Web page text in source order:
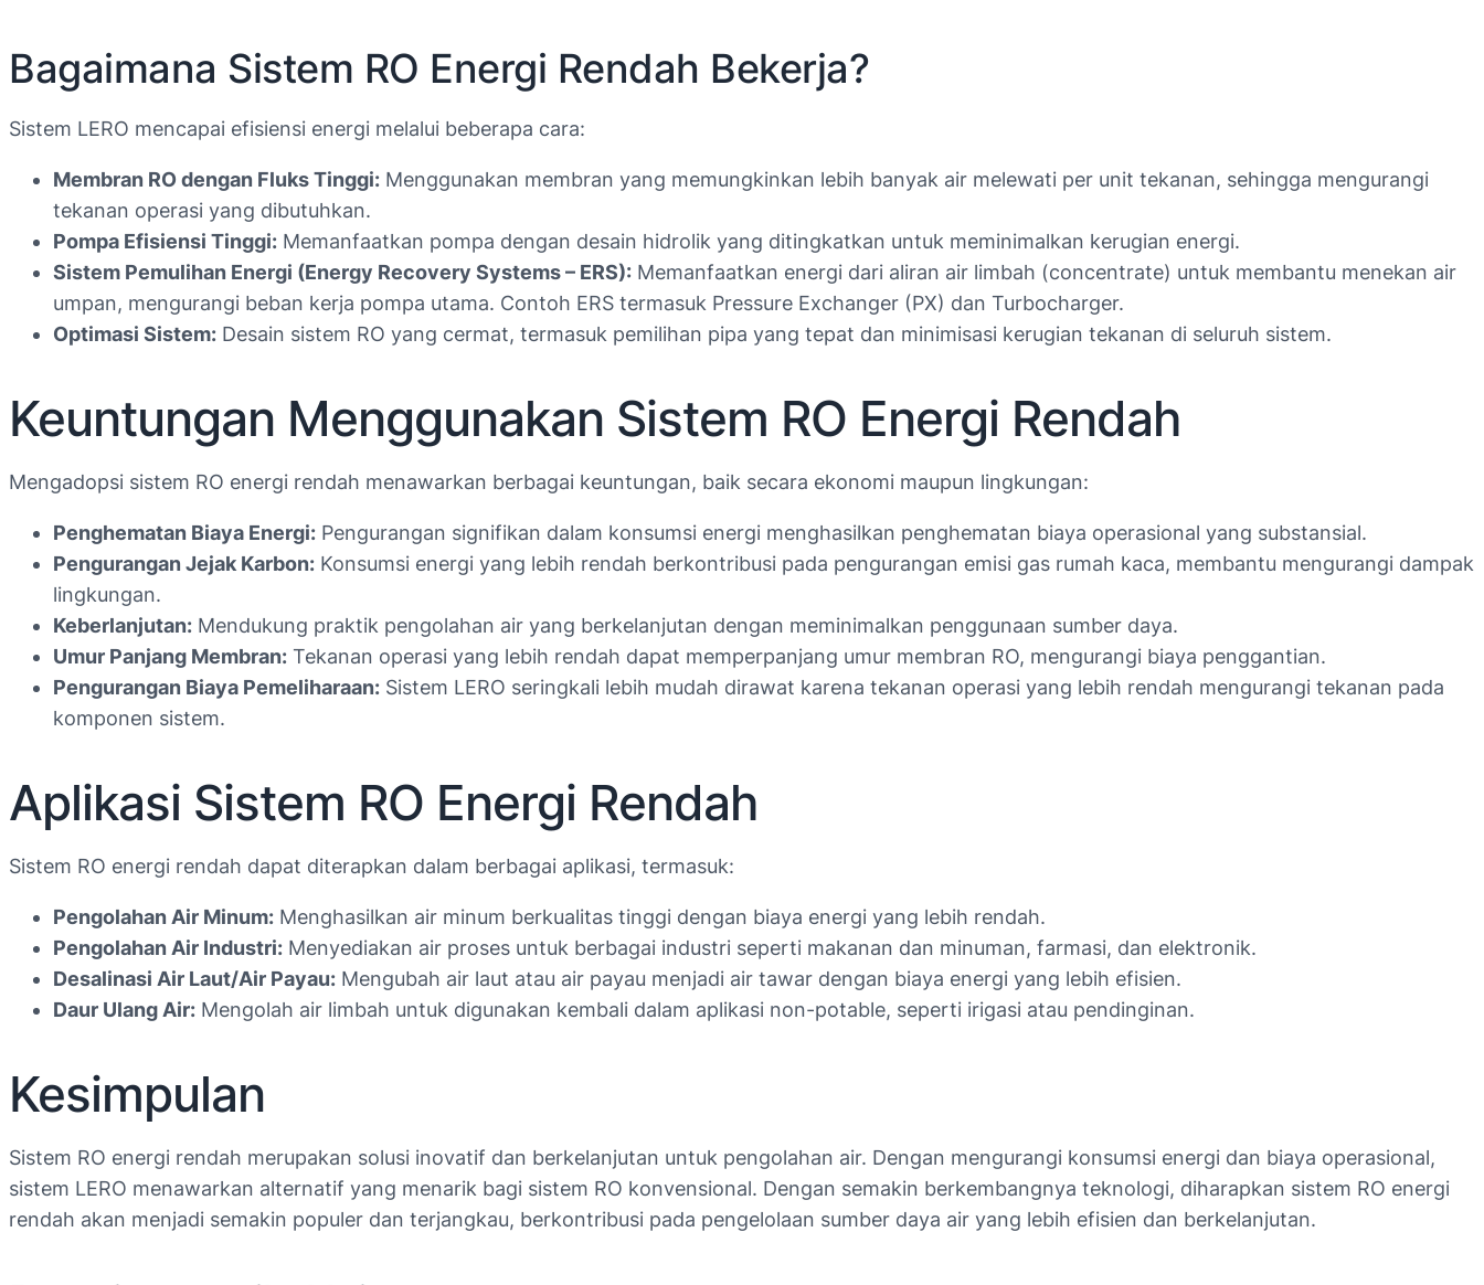
Bagaimana Sistem RO Energi Rendah Bekerja?
Sistem LERO mencapai efisiensi energi melalui beberapa cara:
Membran RO dengan Fluks Tinggi: Menggunakan membran yang memungkinkan lebih banyak air melewati per unit tekanan, sehingga mengurangi
tekanan operasi yang dibutuhkan.
Pompa Efisiensi Tinggi: Memanfaatkan pompa dengan desain hidrolik yang ditingkatkan untuk meminimalkan kerugian energi.
Sistem Pemulihan Energi (Energy Recovery Systems – ERS): Memanfaatkan energi dari aliran air limbah (concentrate) untuk membantu menekan air
umpan, mengurangi beban kerja pompa utama. Contoh ERS termasuk Pressure Exchanger (PX) dan Turbocharger.
Optimasi Sistem: Desain sistem RO yang cermat, termasuk pemilihan pipa yang tepat dan minimisasi kerugian tekanan di seluruh sistem.
Keuntungan Menggunakan Sistem RO Energi Rendah
Mengadopsi sistem RO energi rendah menawarkan berbagai keuntungan, baik secara ekonomi maupun lingkungan:
Penghematan Biaya Energi: Pengurangan signifikan dalam konsumsi energi menghasilkan penghematan biaya operasional yang substansial.
Pengurangan Jejak Karbon: Konsumsi energi yang lebih rendah berkontribusi pada pengurangan emisi gas rumah kaca, membantu mengurangi dampak
lingkungan.
Keberlanjutan: Mendukung praktik pengolahan air yang berkelanjutan dengan meminimalkan penggunaan sumber daya.
Umur Panjang Membran: Tekanan operasi yang lebih rendah dapat memperpanjang umur membran RO, mengurangi biaya penggantian.
Pengurangan Biaya Pemeliharaan: Sistem LERO seringkali lebih mudah dirawat karena tekanan operasi yang lebih rendah mengurangi tekanan pada
komponen sistem.
Aplikasi Sistem RO Energi Rendah
Sistem RO energi rendah dapat diterapkan dalam berbagai aplikasi, termasuk:
Pengolahan Air Minum: Menghasilkan air minum berkualitas tinggi dengan biaya energi yang lebih rendah.
Pengolahan Air Industri: Menyediakan air proses untuk berbagai industri seperti makanan dan minuman, farmasi, dan elektronik.
Desalinasi Air Laut/Air Payau: Mengubah air laut atau air payau menjadi air tawar dengan biaya energi yang lebih efisien.
Daur Ulang Air: Mengolah air limbah untuk digunakan kembali dalam aplikasi non-potable, seperti irigasi atau pendinginan.
Kesimpulan
Sistem RO energi rendah merupakan solusi inovatif dan berkelanjutan untuk pengolahan air. Dengan mengurangi konsumsi energi dan biaya operasional,
sistem LERO menawarkan alternatif yang menarik bagi sistem RO konvensional. Dengan semakin berkembangnya teknologi, diharapkan sistem RO energi
rendah akan menjadi semakin populer dan terjangkau, berkontribusi pada pengelolaan sumber daya air yang lebih efisien dan berkelanjutan.